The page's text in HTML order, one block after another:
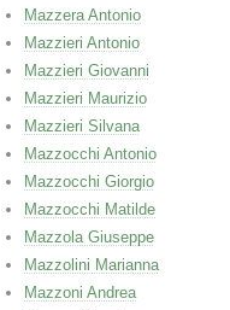
Mazzera Antonio
Mazzieri Antonio
Mazzieri Giovanni
Mazzieri Maurizio
Mazzieri Silvana
Mazzocchi Antonio
Mazzocchi Giorgio
Mazzocchi Matilde
Mazzola Giuseppe
Mazzolini Marianna
Mazzoni Andrea